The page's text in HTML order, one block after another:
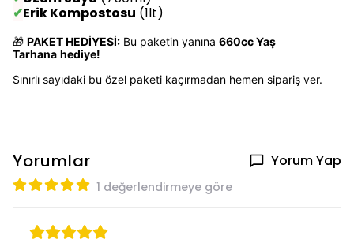
✔Erik Kompostosu (1lt)
🎁 PAKET HEDİYESİ: Bu paketin yanına 660cc Yaş
Tarhana hediye!
Sınırlı sayıdaki bu özel paketi kaçırmadan hemen sipariş ver.
Yorumlar Yorum Yap
1 değerlendirmeye göre